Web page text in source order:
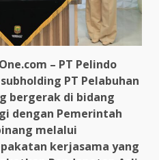
– PT Pelindo
PT Pelabuhan
bergerak di bidang
dengan Pemerintah
melalui
kerjasama yang